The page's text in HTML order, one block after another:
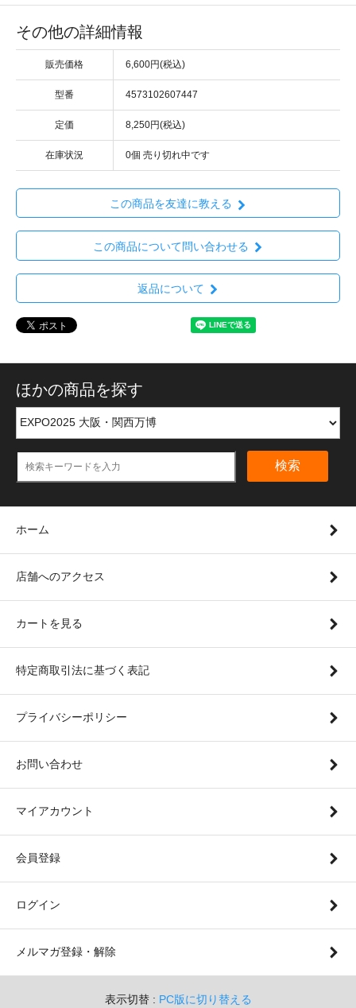
その他の詳細情報
販売価格 6,600円(税込)
型番 4573102607447
定価 8,250円(税込)
在庫状況 0個 売り切れ中です
この商品を友達に教える
この商品について問い合わせる
返品について
ほかの商品を探す
検索
ホーム
店舗へのアクセス
カートを見る
特定商取引法に基づく表記
プライバシーポリシー
お問い合わせ
マイアカウント
会員登録
ログイン
メルマガ登録・解除
表示切替 : PC版に切り替える